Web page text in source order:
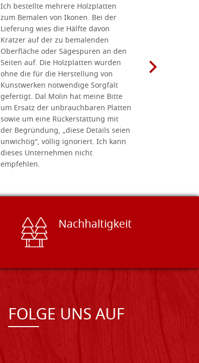
Ich bestellte mehrere Holzplatten
zum Bemalen von Ikonen. Bei der
Lieferung wies die Hälfte davon
Kratzer auf der zu bemalenden
Oberfläche oder Sägespuren an den
Seiten auf. Die Holzplatten wurden
ohne die für die Herstellung von
Kunstwerken notwendige Sorgfalt
gefertigt. Dal Molin hat meine Bitte
um Ersatz der unbrauchbaren Platten
sowie um eine Rückerstattung mit
der Begründung, „diese Details seien
unwichtig“, völlig ignoriert. Ich kann
dieses Unternehmen nicht
empfehlen.
Nachhaltigkeit
FOLGE UNS AUF